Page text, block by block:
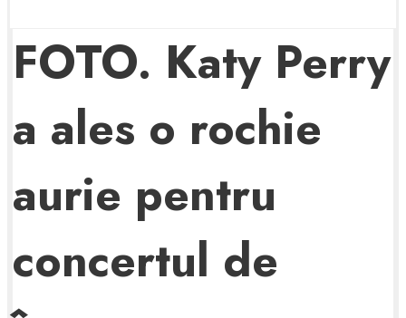
FOTO. Katy Perry
a ales o rochie
aurie pentru
concertul de